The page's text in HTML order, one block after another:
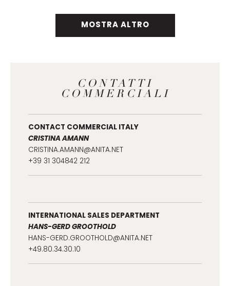
MOSTRA ALTRO
CONTATTI
COMMERCIALI
CONTACT COMMERCIAL ITALY
CRISTINA AMANN
CRISTINA.AMANN@ANITA.NET
+39 31 304842 212
INTERNATIONAL SALES DEPARTMENT
HANS-GERD GROOTHOLD
HANS-GERD.GROOTHOLD@ANITA.NET
+49.80.34.30.10